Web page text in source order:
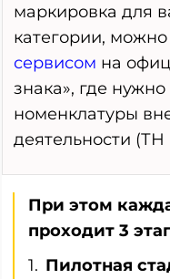
маркировка для
категории, можно
сервисом на
знака», где
номенклатуры
деятельности
При этом
проходит 3
Пилотная